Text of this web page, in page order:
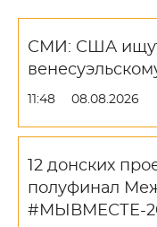
СМИ: США
11:48 08.08.2026
12 донских
полуфинал
#МЫВМЕСТЕ-